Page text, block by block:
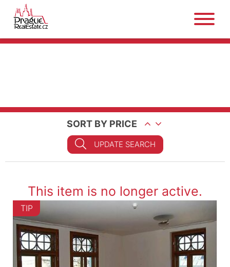
SORT BY PRICE
UPDATE SEARCH
This item is no longer active.
TIP